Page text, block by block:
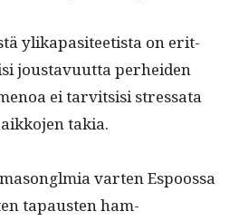
ylika­p­a­siteetista on erit­
jous­tavu­ut­ta per­hei­den
ei tarvit­sisi stres­sa­ta
takia.
varten Espoos­sa
tapausten ham­